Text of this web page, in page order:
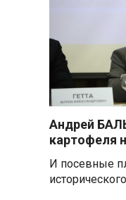
работу
Андрей
картофеля
И посевные